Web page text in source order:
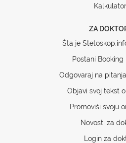
ZA
Šta je
Postani
Odgovaraj na
Objavi svoj tekst
Promoviši svoju
Novosti za
Login za